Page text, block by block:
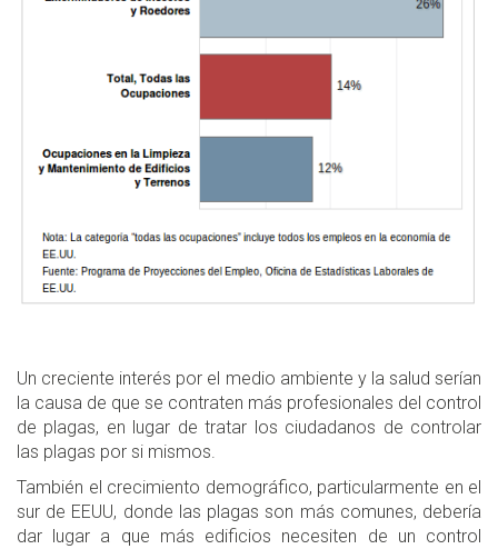
Un creciente interés por el medio ambiente y la salud serían
la causa de que se contraten más profesionales del control
de plagas, en lugar de tratar los ciudadanos de controlar
las plagas por si mismos.
También el crecimiento demográfico, particularmente en el
sur de EEUU, donde las plagas son más comunes, debería
dar lugar a que más edificios necesiten de un control